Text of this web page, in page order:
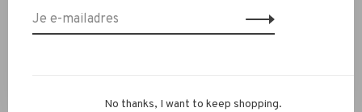
Contact
Personal Styling / Private Shopping
No thanks, I want to keep shopping.